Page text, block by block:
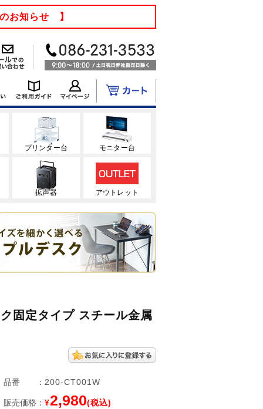
お知らせ 】
プリンター台 モニター台
拡声器 アウトレット
固定タイプ スチール金属
品番 ： 200-CT001W
販売価格 ： ¥2,980(税込)